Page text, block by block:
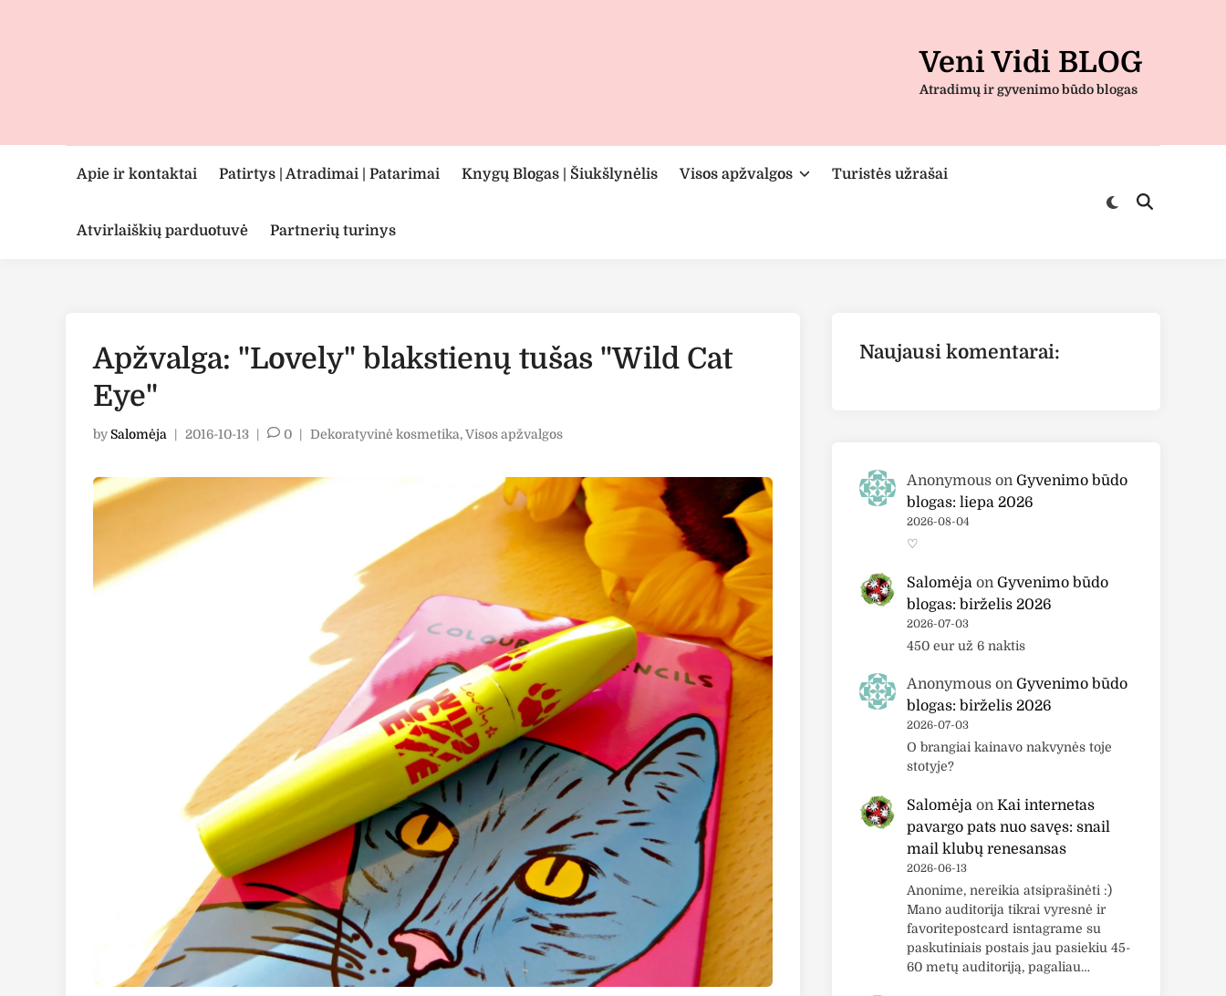
Veni Vidi BLOG
Atradimų ir gyvenimo būdo blogas
Apie ir kontaktai Patirtys | Atradimai | Patarimai Knygų Blogas | Šiukšlynėlis Visos apžvalgos Turistės užrašai
Atvirlaiškių parduotuvė Partnerių turinys
Switch
Open
Apžvalga: "Lovely" blakstienų tušas "Wild Cat
Eye"
bySalomėja 2016-10-13 0
Posted
Dekoratyvinė kosmetika,Visos apžvalgos
Naujausi komentarai:
Anonymous on Gyvenimo būdo
blogas: liepa 2026
2026-08-04
♡
Salomėja on Gyvenimo būdo
blogas: birželis 2026
2026-07-03
450 eur už 6 naktis
Anonymous on Gyvenimo būdo
blogas: birželis 2026
2026-07-03
O brangiai kainavo nakvynės toje
stotyje?
Salomėja on Kai internetas
pavargo pats nuo savęs: snail
mail klubų renesansas
2026-06-13
Anonime, nereikia atsiprašinėti :)
Mano auditorija tikrai vyresnė ir
favoritepostcard isntagrame su
paskutiniais postais jau pasiekiu 45-
60 metų auditoriją, pagaliau…